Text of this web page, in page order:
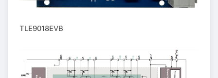
TLE9018EVB